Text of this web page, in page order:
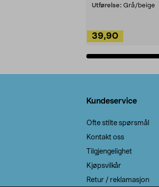
Utførelse: Grå/beige
39,90
Kundeservice
Ofte stilte spørsmål
Kontakt oss
Tilgjengelighet
Kjøpsvilkår
Retur / reklamasjon